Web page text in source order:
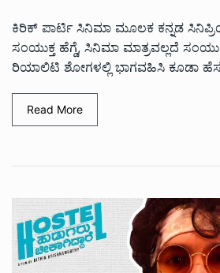
ಕಿರಿಕ್‌ ಪಾರ್ಟಿ ಸಿನಿಮಾ ಮೂಲಕ ಕನ್ನಡ
ಸಂಯುಕ್ತ ಹೆಗ್ಡೆ, ಸಿನಿಮಾ ಮಾತ್ರವಲ್ಲದೆ
ರಿಯಾಲಿಟಿ ಶೋಗಳಲ್ಲಿ ಭಾಗವಹಿಸಿ ಕೂಡಾ
Read More